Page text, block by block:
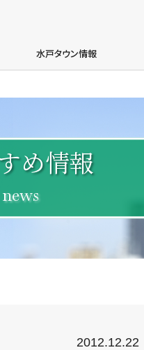
水戸タウン情報
め情報
news
2012.12.22